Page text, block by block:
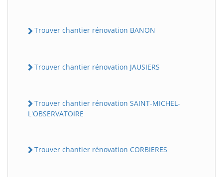
Trouver chantier rénovation BANON
Trouver chantier rénovation JAUSIERS
Trouver chantier rénovation SAINT-MICHEL-
L'OBSERVATOIRE
Trouver chantier rénovation CORBIERES